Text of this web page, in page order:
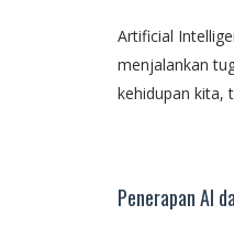
Artificial
menjalankan
kehidupan kita,
Penerapan AI